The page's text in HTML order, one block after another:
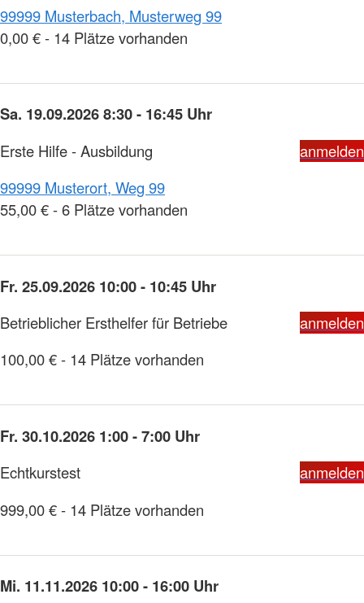
99999 Musterbach, Musterweg 99
0,00 € - 14 Plätze vorhanden
Sa. 19.09.2026 8:30 - 16:45 Uhr
Erste Hilfe - Ausbildung
anmelden
99999 Musterort, Weg 99
55,00 € - 6 Plätze vorhanden
Fr. 25.09.2026 10:00 - 10:45 Uhr
Betrieblicher Ersthelfer für Betriebe
anmelden
100,00 € - 14 Plätze vorhanden
Fr. 30.10.2026 1:00 - 7:00 Uhr
Echtkurstest
anmelden
999,00 € - 14 Plätze vorhanden
Mi. 11.11.2026 10:00 - 16:00 Uhr